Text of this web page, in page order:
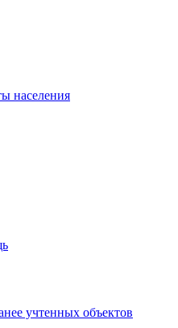
населения
учтенных объектов